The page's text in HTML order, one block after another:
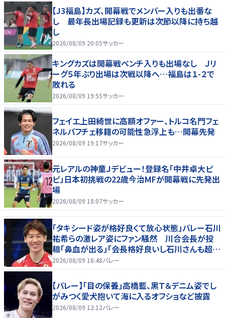
【J3福島】カズ、開幕戦でメンバー入りも出番な
し 最年長出場記録も更新は次節以降に持ち越
し
2026/08/09 20:05サッカー
キングカズは開幕戦ベンチ入りも出場なし Ｊリ
ーグ５年ぶり出場は次戦以降へ…福島は１-２で
敗れる
2026/08/09 19:55サッカー
フェイエ上田綺世に高額オファー、トルコ名門フェ
ネルバフチェ移籍の可能性急浮上も…開幕先発
2026/08/09 19:17サッカー
元レアルの神童Ｊデビュー！登録名「中井卓大ピ
ピ」日本初挑戦の22歳今治MFが開幕戦に先発出
場
2026/08/09 18:07サッカー
「タキシード姿が格好良くて放心状態」バレー石川
祐希らの激レア姿にファン騒然 川合会長が投
稿「鼻血が出る」「会長格好良いし石川さんも超格
好いい」
2026/08/09 16:48バレー
【バレー】「目の保養」高橋藍、黒Ｔ＆デニム姿でし
がみつく愛犬抱いて海に入るオフショなど披露
2026/08/09 12:12バレー